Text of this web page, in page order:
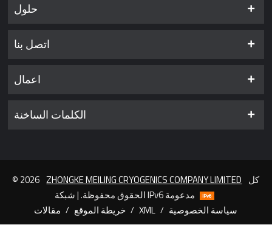
حلول
اتصل بنا
اعمال
الكلمات الساخنة
© 2026 ZHONGKE MEILING CRYOGENICS COMPANY LIMITED
مقالات / خريطة الموقع / XML / سياسة الخصوصية